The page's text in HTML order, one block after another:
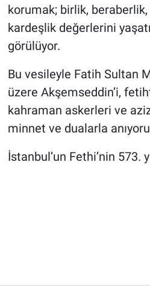
korumak; birlik,
kardeşlik değerlerini
görülüyor.
Bu vesileyle Fatih Sultan
üzere Akşemseddin’i,
kahraman askerleri ve
minnet ve dualarla
İstanbul’un Fethi’nin 573.